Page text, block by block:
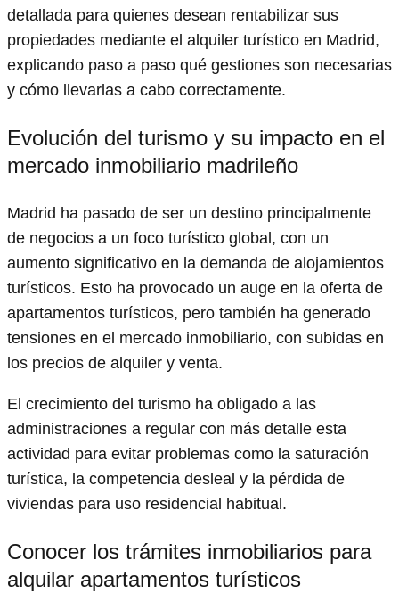
detallada para quienes desean rentabilizar sus
propiedades mediante el alquiler turístico en Madrid,
explicando paso a paso qué gestiones son necesarias
y cómo llevarlas a cabo correctamente.
Evolución del turismo y su impacto en el
mercado inmobiliario madrileño
Madrid ha pasado de ser un destino principalmente
de negocios a un foco turístico global, con un
aumento significativo en la demanda de alojamientos
turísticos. Esto ha provocado un auge en la oferta de
apartamentos turísticos, pero también ha generado
tensiones en el mercado inmobiliario, con subidas en
los precios de alquiler y venta.
El crecimiento del turismo ha obligado a las
administraciones a regular con más detalle esta
actividad para evitar problemas como la saturación
turística, la competencia desleal y la pérdida de
viviendas para uso residencial habitual.
Conocer los trámites inmobiliarios para
alquilar apartamentos turísticos